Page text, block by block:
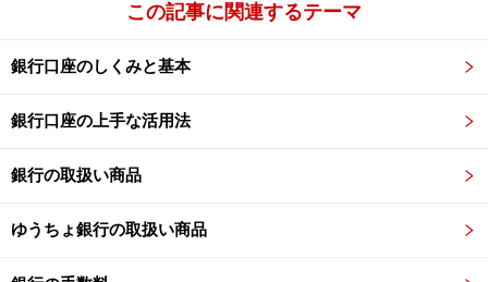
・金利計算：3年までは6カ月ごとに段階的に金利が変わ
る。10年間は半年複利で利子を計算する。
払い戻し自由（ペナルティーなし）。
・預入金額：1000円以上（1000円単位）
参照：ゆうちょ銀行「定額貯金」
●メリット
この記事に関連するテーマ
銀行口座のしくみと基本
銀行口座の上手な活用法
銀行の取扱い商品
ゆうちょ銀行の取扱い商品